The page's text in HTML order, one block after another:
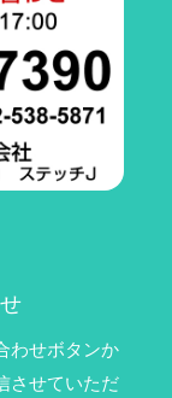
わせボタンか
させていただ